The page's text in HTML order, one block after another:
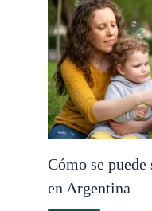
Cómo se
en Argentina